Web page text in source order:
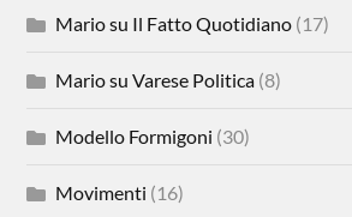
Mario su Il Fatto Quotidiano (17)
Mario su Varese Politica (8)
Modello Formigoni (30)
Movimenti (16)